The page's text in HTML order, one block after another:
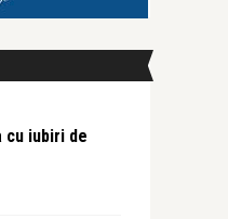
cu iubiri de